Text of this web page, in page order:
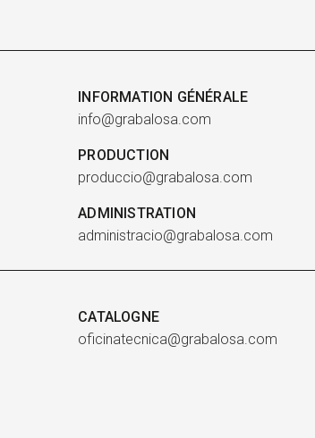
INFORMATION GÉNÉRALE
info@grabalosa.com
PRODUCTION
produccio@grabalosa.com
ADMINISTRATION
administracio@grabalosa.com
CATALOGNE
oficinatecnica@grabalosa.com